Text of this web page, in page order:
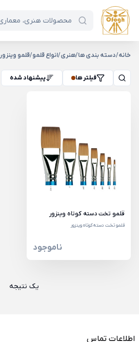
خانه/دسته بندی ها/هنری/انواع قلمو/قلمو وینزور
فیلتر ها پیشنهاد شده
قلمو تخت دسته کوتاه وینزور
قلمو تخت دسته کوتاه وینزور
ناموجود
یک نتیجه
اطلاعات تماس